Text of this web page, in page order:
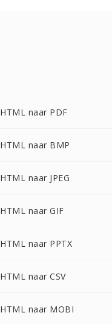
HTML naar PDF
HTML naar BMP
HTML naar JPEG
HTML naar GIF
HTML naar PPTX
HTML naar CSV
HTML naar MOBI